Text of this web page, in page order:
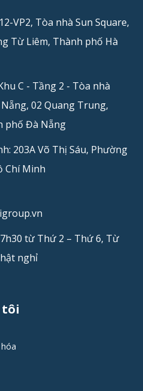
VP2, Tòa nhà Sun Square,
Từ Liêm, Thành phố Hà
C - Tầng 2 - Tòa nhà
02 Quang Trung,
phố Đà Nẵng
203A Võ Thị Sáu, Phường
Chí Minh
từ Thứ 2 – Thứ 6, Từ
nghỉ
tôi